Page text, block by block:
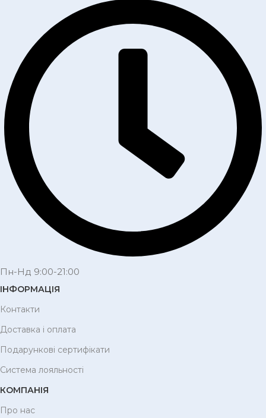
Пн-Нд 9:00-21:00
ІНФОРМАЦІЯ
Контакти
Доставка і оплата
Подарункові сертифікати
Система лояльності
КОМПАНІЯ
Про нас